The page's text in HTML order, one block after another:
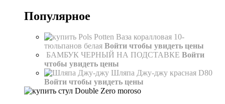
Популярное
Ваза коралловая 10-
тюльпанов белая Войти чтобы увидеть цены
БАМБУК ЧЕРНЫЙ НА ПОДСТАВКЕ Войти
чтобы увидеть цены
Шляпа Джу-джу красная D80
Войти чтобы увидеть цены